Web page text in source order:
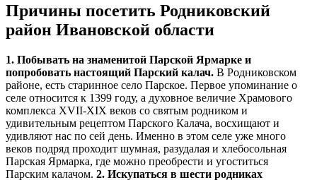
Причины посетить Родниковский
район Ивановской области
1. Побывать на знаменитой Парской Ярмарке и
попробовать настоящий Парский калач. В Родниковском
районе, есть старинное село Парское. Первое упоминание о
селе относится к 1399 году, а духовное величие Храмового
комплекса XVII-XIX веков со святым родником и
удивительным рецептом Парского Калача, восхищают и
удивляют нас по сей день. Именно в этом селе уже много
веков подряд проходит шумная, разудалая и хлебосольная
Парская Ярмарка, где можно преобрести и угоститься
Парским калачом. 2. Искупаться в шести родниках